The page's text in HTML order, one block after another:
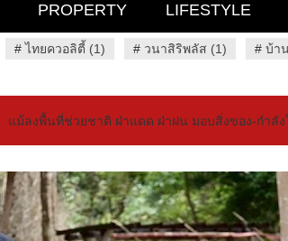
PROPERTY LIFESTYLE
#ไทยควอลิตี้ (1) # วนาสิริพลัส (1) # บ้า
แม้ลงพื้นที่ช่วยชาติ ฝ่าแดด ฝ่าฝน มอบสิ่งของ-กำลั